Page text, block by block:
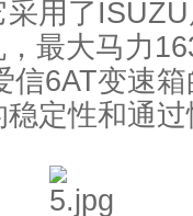
用了
最大马力
信6AT变速
定性和通